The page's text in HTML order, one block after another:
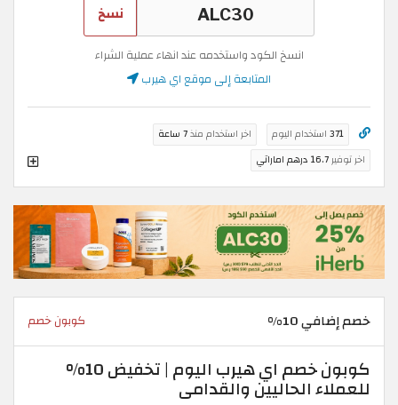
نسخ
انسخ الكود واستخدمه عند انهاء عملية الشراء
المتابعة إلى موقع اي هيرب
371 استخدام اليوم اخر استخدام منذ7 ساعة
اخر توفير16.7 درهم اماراتي
خصم إضافي 10% كوبون خصم
كوبون خصم اي هيرب اليوم | تخفيض 10%
للعملاء الحاليين والقدامى